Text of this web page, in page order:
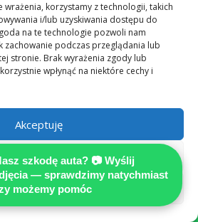
wrażenia, korzystamy z technologii, takich
i/lub uzyskiwania dostępu do
na te technologie pozwoli nam
zachowanie podczas przeglądania lub
stronie. Brak wyrażenia zgody lub
wpłynąć na niektóre cechy i
Akceptuję
Odmów
preferencje
techniczną pojazdu a
odszkodowaniu według
MOTOEX i dowiedz się, jak
uzyskać odszkodowanie
w Niemczech —
pytania
(Niemcy)
rzeczoznawca
po wypadku w
Niemczech?
szkodę auta? 📷 Wyślij
— sprawdzimy natychmiast
możemy pomóc